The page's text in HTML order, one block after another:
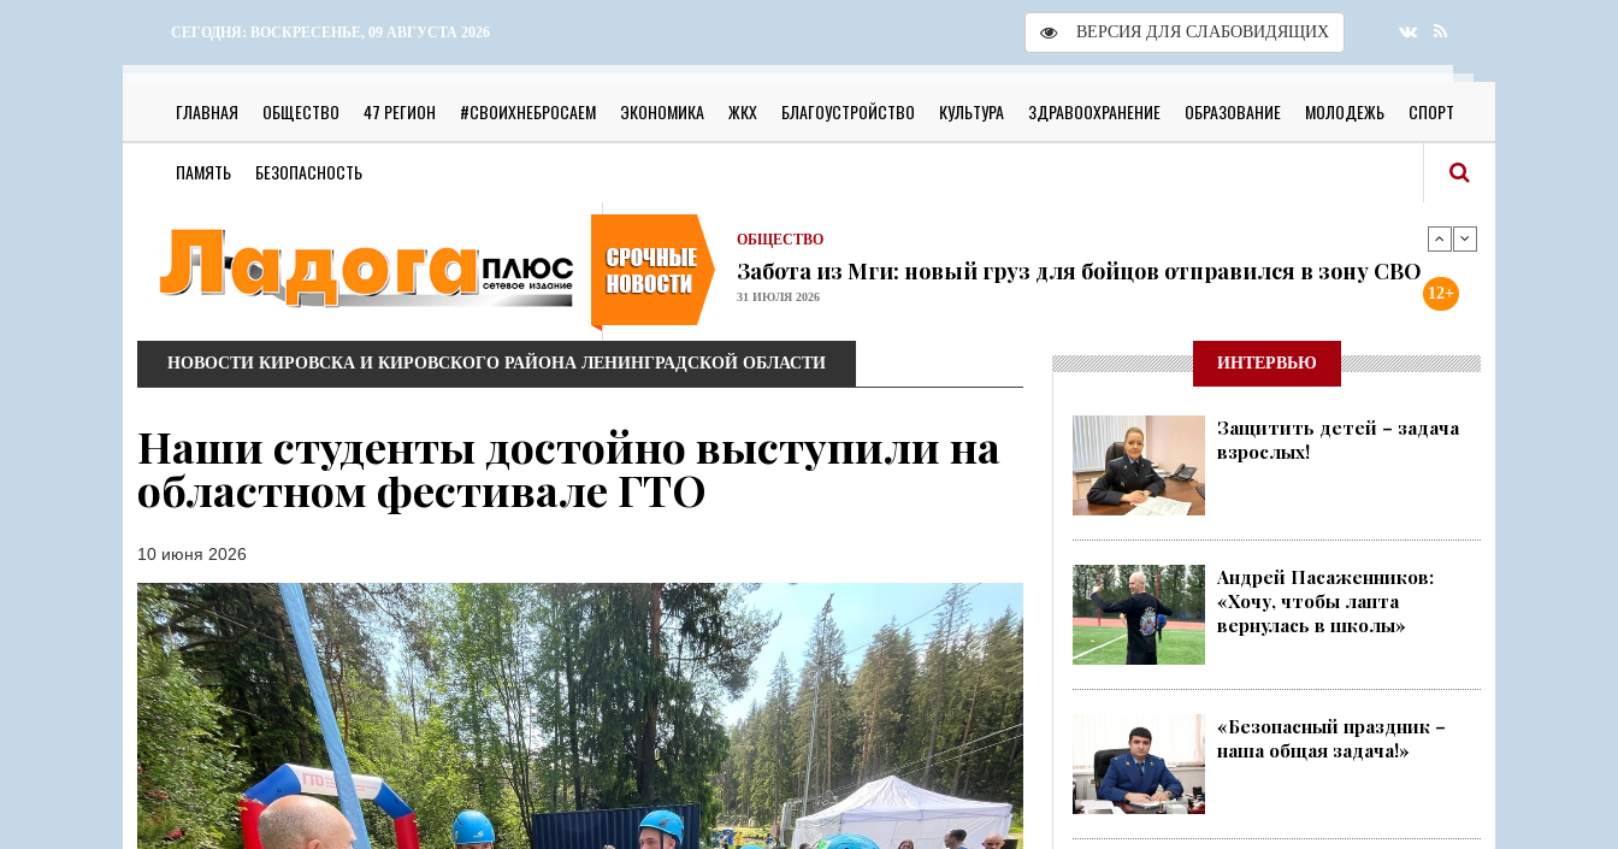
СЕГОДНЯ: ВОСКРЕСЕНЬЕ, 09 АВГУСТА 2026 ВЕРСИЯ ДЛЯ СЛАБОВИДЯЩИХ
ГЛАВНАЯ ОБЩЕСТВО 47 РЕГИОН #СВОИХНЕБРОСАЕМ ЭКОНОМИКА ЖКХ БЛАГОУСТРОЙСТВО КУЛЬТУРА ЗДРАВООХРАНЕНИЕ ОБРАЗОВАНИЕ МОЛОДЕЖЬ СПОРТ
ПАМЯТЬ БЕЗОПАСНОСТЬ
Скоро в школу!
ОБЩЕСТВО
Забота из Мги: новый груз для бойцов отправился в зону СВО
31 ИЮЛЯ 2026
Учреждения культуры района готовы к новому учебному году
Шлиссельбург не сдался: правда о 500 днях стойкости и бое...
30 ИЮЛЯ 2026
С рабочим визитом в Кировский район
Особенный спортивно-туристский слёт
29 ИЮЛЯ 2026
ОБЩЕСТВО
Юлия Бахир в составе сборной Ленобласти стала серебряным ...
27 ИЮЛЯ 2026
ОБЩЕСТВО
Трудовой отряд: делаем город чище, а себя — каждый раз ещ...
27 ИЮЛЯ 2026
ОБЩЕСТВО
12+
НОВОСТИ КИРОВСКА И КИРОВСКОГО РАЙОНА ЛЕНИНГРАДСКОЙ ОБЛАСТИ
Наши студенты достойно выступили на
областном фестивале ГТО
10 июня 2026
ИНТЕРВЬЮ
Защитить детей – задача
взрослых!
Андрей Пасаженников:
«Хочу, чтобы лапта
вернулась в школы»
«Безопасный праздник –
наша общая задача!»